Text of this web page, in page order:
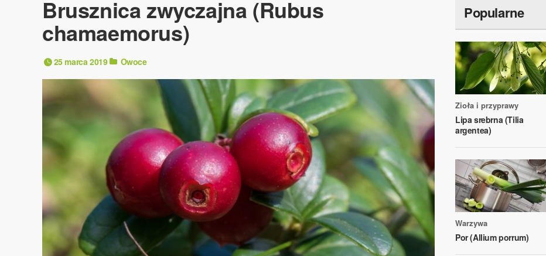
Brusznica zwyczajna (Rubus
chamaemorus)
25 marca 2019 Owoce
Popularne
Zioła i przyprawy
Lipa srebrna (Tilia
argentea)
Warzywa
Por (Allium porrum)